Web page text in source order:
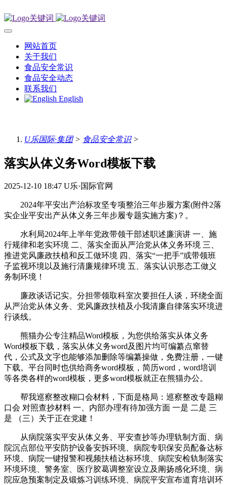
网站首页
关于我们
食品安全常识
食品安全动态
联系我们
English
U乐国际·集团> 食品安全常识>
落实从体义务Word模板下载
2025-12-10 18:47 U乐·国际官网
2024年平安出产治标攻坚专项整治三年步履方案(附件2落
实企业平安出产从体义务三年步履专题实施方案)？。
水利局2024年上半年党政带领干部述职述廉演讲 一、施
行规律和老实环境 二、落实全面从严治党从体义务环境 三、
推进党风廉政扶植和反工做环境 四、落实“一把手”或带领班
子监视环境以及施行清廉规律环境 五、落实认识形态工做义
务制环境！
廉政谈话记实。分担带领取科室次要担任人谈，环绕全面
从严治党从体义务、党风廉政扶植及小我清廉自律落实环境进
行谈线。
熊猫办公专注精品Word模板，为您供给落实从体义务
Word模板下载，落实从体义务word及图片均可编纂点窜替
代，公式及文字也能够添加删除等编纂操做，免费注册，一键
下载。平台同时也供给商务word模板，简历word，word培训
等各类各样的word模板，更多word模板就正在熊猫办公。
帮我巡察整改糊口会材料，下面是格局：巡察整改专题糊
口会 对照查抄材料 一、内部办理有待加强方面 一是 二是 三
是 （三）关于正在党建！
从病院落实平安从体义务、平安查抄等办理轨制方面、病
院沉点部位平安防护设备安拆环境、病院专职保安员配备达标
环境、病院一键报警和视频扶植达标环境、病院安检轨制落实
环境环境、警务室、医疗胶葛调整室设立及阐扬感化环境、病
院应急预案制定及锻炼习训练环境、病院平安宣布道育培训环